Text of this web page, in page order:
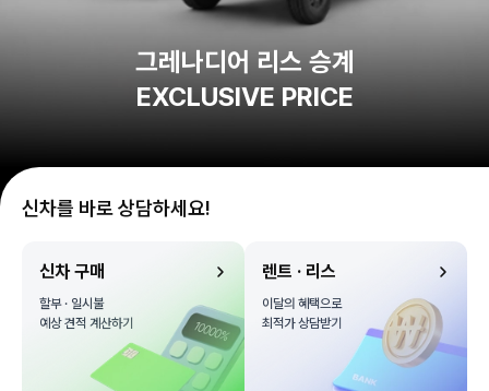
그레나디어 리스 승계
EXCLUSIVE PRICE
신차를 바로 상담하세요!
신차 구매
할부 · 일시불
예상 견적 계산하기
렌트 · 리스
이달의 혜택으로
최적가 상담받기